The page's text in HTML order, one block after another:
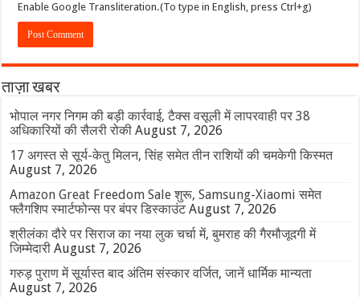
Enable Google Transliteration.(To type in English, press Ctrl+g)
ताज़ा खबर
भोपाल नगर निगम की बड़ी कार्रवाई, टैक्स वसूली में लापरवाही पर 38
अधिकारियों की सैलरी रोकी August 7, 2026
17 अगस्त से सूर्य-केतु मिलन, सिंह समेत तीन राशियों की चमकेगी किस्मत
August 7, 2026
Amazon Great Freedom Sale शुरू, Samsung-Xiaomi समेत
फ्लैगशिप स्मार्टफोन्स पर बंपर डिस्काउंट August 7, 2026
श्रीलंका दौरे पर सिराज का नया लुक चर्चा में, बुमराह की गैरमौजूदगी में
जिम्मेदारी August 7, 2026
गरुड़ पुराण में सूर्यास्त बाद अंतिम संस्कार वर्जित, जानें धार्मिक मान्यता
August 7, 2026